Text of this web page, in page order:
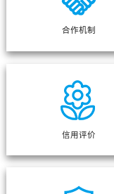
合作机制
信用评价